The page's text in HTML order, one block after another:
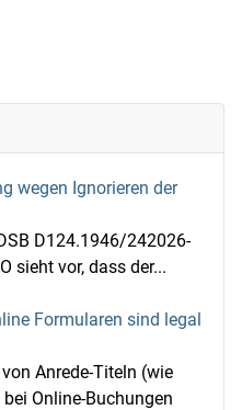
wegen Ignorieren der
D124.1946/242026-
sieht vor, dass der...
Formularen sind legal
Anrede-Titeln (wie
Online-Buchungen